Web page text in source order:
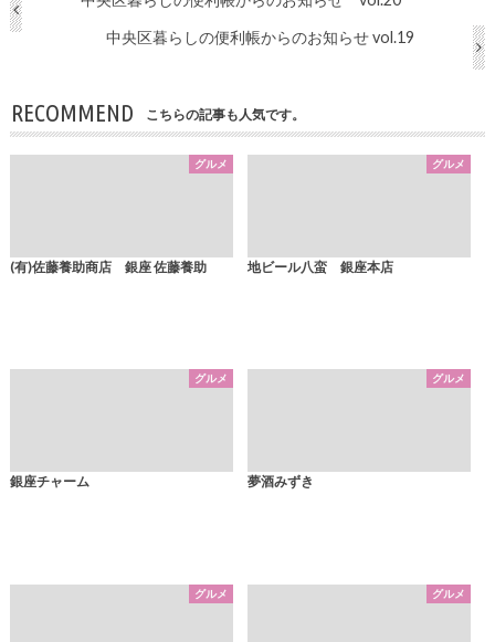
中央区暮らしの便利帳からのお知らせ vol.19
RECOMMEND こちらの記事も人気です。
グルメ
(有)佐藤養助商店 銀座 佐藤養助
グルメ
地ビール八蛮 銀座本店
グルメ
銀座チャーム
グルメ
夢酒みずき
グルメ グルメ